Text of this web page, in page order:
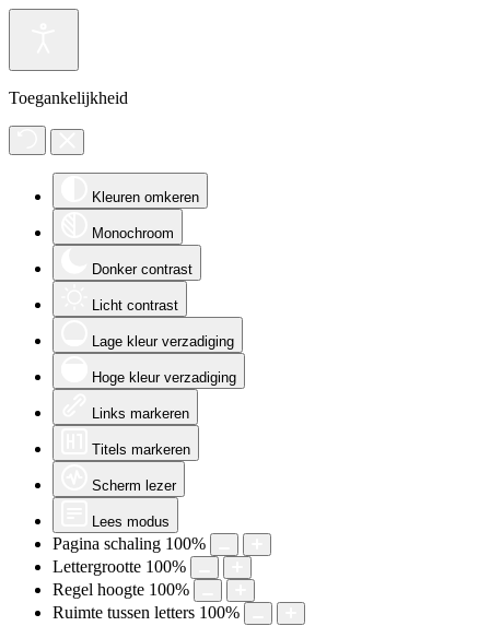
Toegankelijkheid
Kleuren omkeren
Monochroom
Donker contrast
Licht contrast
Lage kleur verzadiging
Hoge kleur verzadiging
Links markeren
Titels markeren
Scherm lezer
Lees modus
Pagina schaling 100%
Lettergrootte 100%
Regel hoogte 100%
Ruimte tussen letters 100%